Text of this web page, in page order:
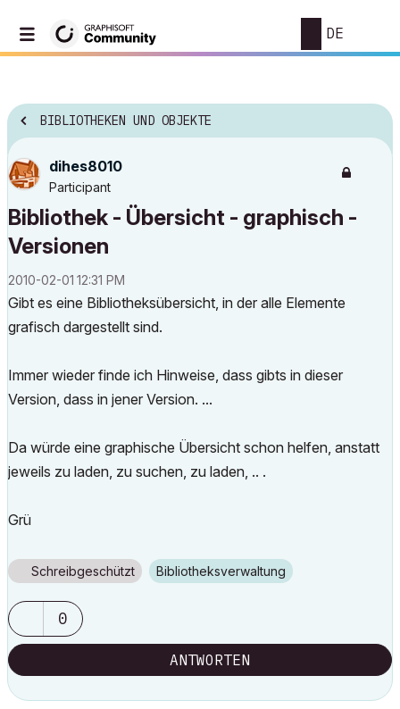
DE
BIBLIOTHEKEN UND OBJEKTE
dihes8010
Participant
Bibliothek - Übersicht - graphisch -
Versionen
‎2010-02-01 12:31 PM
Gibt es eine Bibliotheksübersicht, in der alle Elemente
grafisch dargestellt sind.
Immer wieder finde ich Hinweise, dass gibts in dieser
Version, dass in jener Version. ...
Da würde eine graphische Übersicht schon helfen, anstatt
jeweils zu laden, zu suchen, zu laden, .. .
Grü
Schreibgeschützt Bibliotheksverwaltung
0
ANTWORTEN